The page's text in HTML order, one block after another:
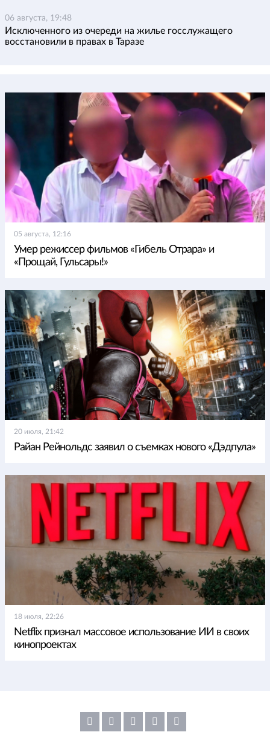
06 августа, 19:48
Исключенного из очереди на жилье госслужащего
восстановили в правах в Таразе
05 августа, 12:16
Умер режиссер фильмов «Гибель Отрара» и
«Прощай, Гульсары!»
20 июля, 21:42
Райан Рейнольдс заявил о съемках нового «Дэдпула»
18 июля, 22:26
Netflix признал массовое использование ИИ в своих
кинопроектах